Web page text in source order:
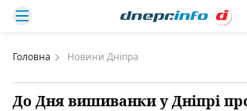
Головна Новини Дніпра
До Дня вишиванки у Дніпрі